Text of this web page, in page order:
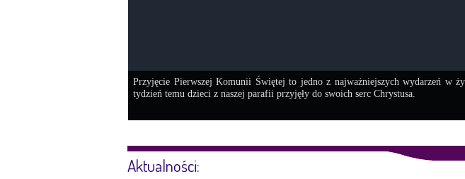
Przyjęcie Pierwszej Komunii Świętej to jedno z najważniejszych wydarzeń w
tydzień temu dzieci z naszej parafii przyjęły do swoich serc Chrystusa.
Aktualności: